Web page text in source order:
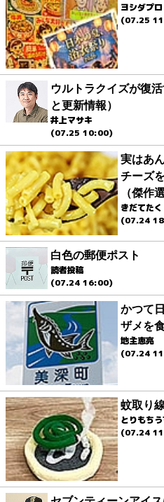
ヨシダプロ
(07.25
ウルトラクイズが復
と更新情報）
井上マサキ
(07.25 10:00)
実はあ
チーズ
（傑作選
きだてたく
(07.24
白色の郵便ポスト
読者投稿
(07.24 16:00)
かつて
ザメを
地主恵亮
(07.24
蚊取り
とりもち
(07.24